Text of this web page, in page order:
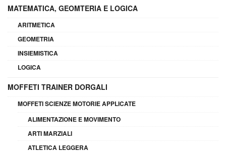
MATEMATICA, GEOMTERIA E LOGICA
ARITMETICA
GEOMETRIA
INSIEMISTICA
LOGICA
MOFFETI TRAINER DORGALI
MOFFETI SCIENZE MOTORIE APPLICATE
ALIMENTAZIONE E MOVIMENTO
ARTI MARZIALI
ATLETICA LEGGERA